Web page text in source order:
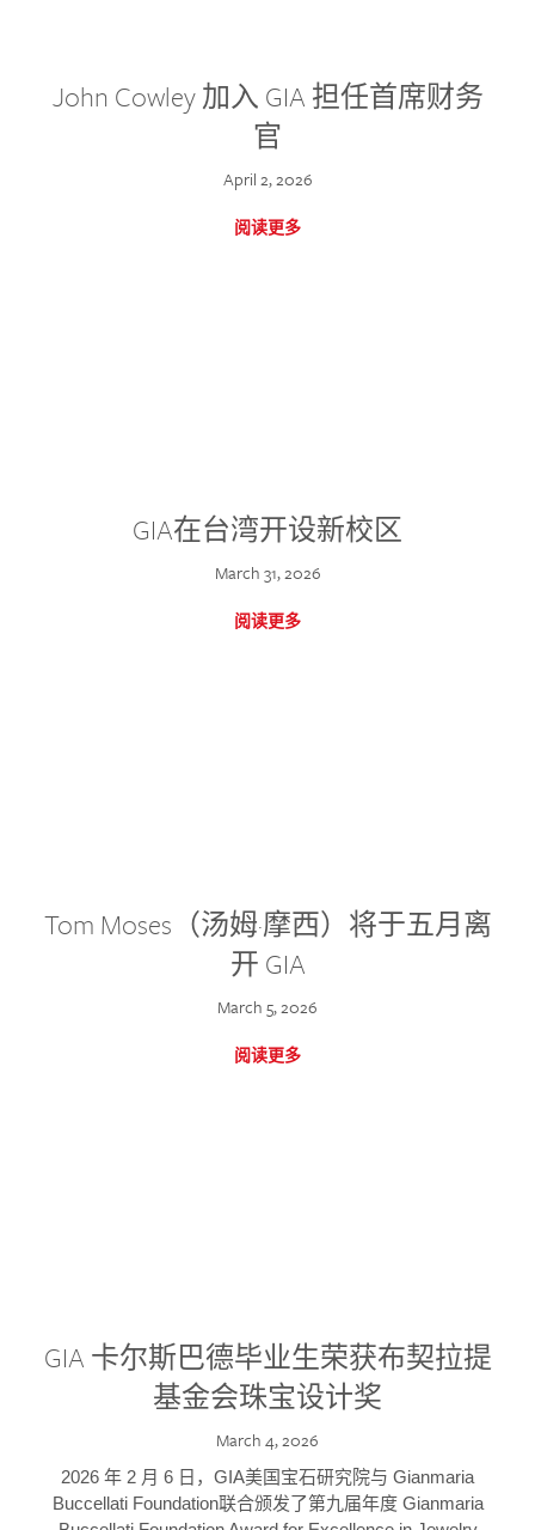
John Cowley 加入 GIA 担任首席财务
官
April 2, 2026
阅读更多
GIA在台湾开设新校区
March 31, 2026
阅读更多
Tom Moses（汤姆·摩西）将于五月离
开 GIA
March 5, 2026
阅读更多
GIA 卡尔斯巴德毕业生荣获布契拉提
基金会珠宝设计奖
March 4, 2026
2026 年 2 月 6 日，GIA美国宝石研究院与 Gianmaria
Buccellati Foundation联合颁发了第九届年度 Gianmaria